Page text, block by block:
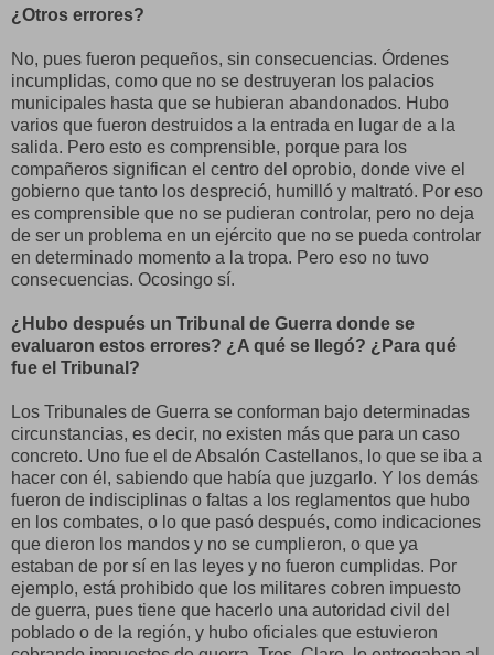
¿Otros errores?
No, pues fueron pequeños, sin consecuencias. Órdenes
incumplidas, como que no se destruyeran los palacios
municipales hasta que se hubieran abandonados. Hubo
varios que fueron destruidos a la entrada en lugar de a la
salida. Pero esto es comprensible, porque para los
compañeros significan el centro del oprobio, donde vive el
gobierno que tanto los despreció, humilló y maltrató. Por eso
es comprensible que no se pudieran controlar, pero no deja
de ser un problema en un ejército que no se pueda controlar
en determinado momento a la tropa. Pero eso no tuvo
consecuencias. Ocosingo sí.
¿Hubo después un Tribunal de Guerra donde se
evaluaron estos errores? ¿A qué se llegó? ¿Para qué
fue el Tribunal?
Los Tribunales de Guerra se conforman bajo determinadas
circunstancias, es decir, no existen más que para un caso
concreto. Uno fue el de Absalón Castellanos, lo que se iba a
hacer con él, sabiendo que había que juzgarlo. Y los demás
fueron de indisciplinas o faltas a los reglamentos que hubo
en los combates, o lo que pasó después, como indicaciones
que dieron los mandos y no se cumplieron, o que ya
estaban de por sí en las leyes y no fueron cumplidas. Por
ejemplo, está prohibido que los militares cobren impuesto
de guerra, pues tiene que hacerlo una autoridad civil del
poblado o de la región, y hubo oficiales que estuvieron